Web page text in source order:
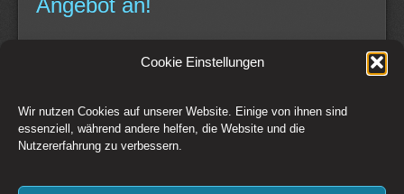
Cookie Einstellungen
Wir nutzen Cookies auf unserer Website. Einige von ihnen sind
essenziell, während andere helfen, die Website und die
Nutzererfahrung zu verbessern.
Continue Reading
Switch to Desktop Version